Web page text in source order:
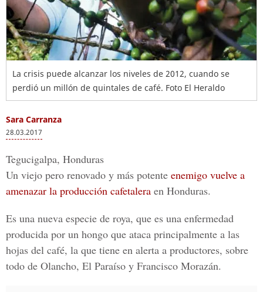
La crisis puede alcanzar los niveles de 2012, cuando se
perdió un millón de quintales de café. Foto El Heraldo
Sara Carranza
28.03.2017
Tegucigalpa, Honduras
Un viejo pero renovado y más potente enemigo vuelve a
amenazar la producción cafetalera en Honduras.
Es una nueva especie de roya, que es una enfermedad
producida por un hongo que ataca principalmente a las
hojas del café, la que tiene en alerta a productores, sobre
todo de Olancho, El Paraíso y Francisco Morazán.